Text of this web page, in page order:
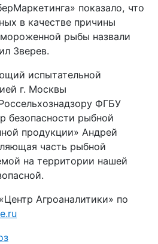
показало, что
в качестве причины
рыбы назвали
Зверев.
испытательной
г. Москвы
ФГБУ
безопасности рыбной
продукции» Андрей
часть рыбной
на территории нашей
Агроаналитики» по